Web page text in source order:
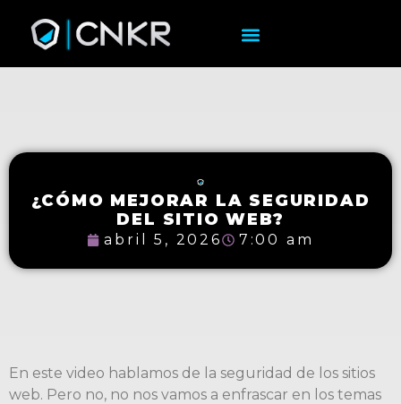
¿CÓMO MEJORAR LA SEGURIDAD
DEL SITIO WEB?
abril 5, 2026 7:00 am
En este video hablamos de la seguridad de los sitios
web. Pero no, no nos vamos a enfrascar en los temas